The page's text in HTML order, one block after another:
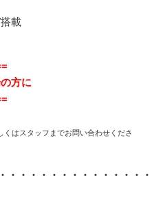
載
方に
はスタッフまでお問い合わせくださ
・・・・・・・・・・・・・・